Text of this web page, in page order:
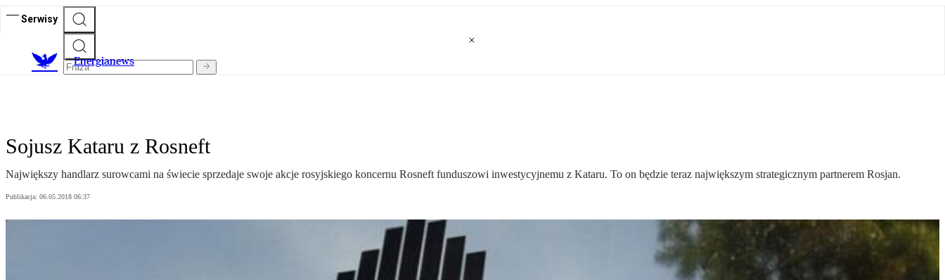
Serwisy
Energianews
Sojusz Kataru z Rosneft
Największy handlarz surowcami na świecie sprzedaje swoje akcje rosyjskiego koncernu Rosneft funduszowi inwestycyjnemu z Kataru. To on będzie teraz największym strategicznym partnerem Rosjan.
Publikacja: 06.05.2018 06:37